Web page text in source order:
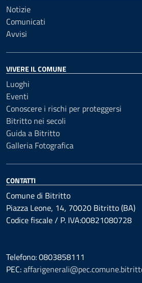
Notizie
Comunicati
Avvisi
VIVERE IL COMUNE
Luoghi
Eventi
Conoscere i rischi per proteggersi
Bitritto nei secoli
Guida a Bitritto
Galleria Fotografica
CONTATTI
Comune di Bitritto
Piazza Leone, 14, 70020 Bitritto (BA)
Codice fiscale / P. IVA:00821080728
Telefono: 0803858111
PEC: